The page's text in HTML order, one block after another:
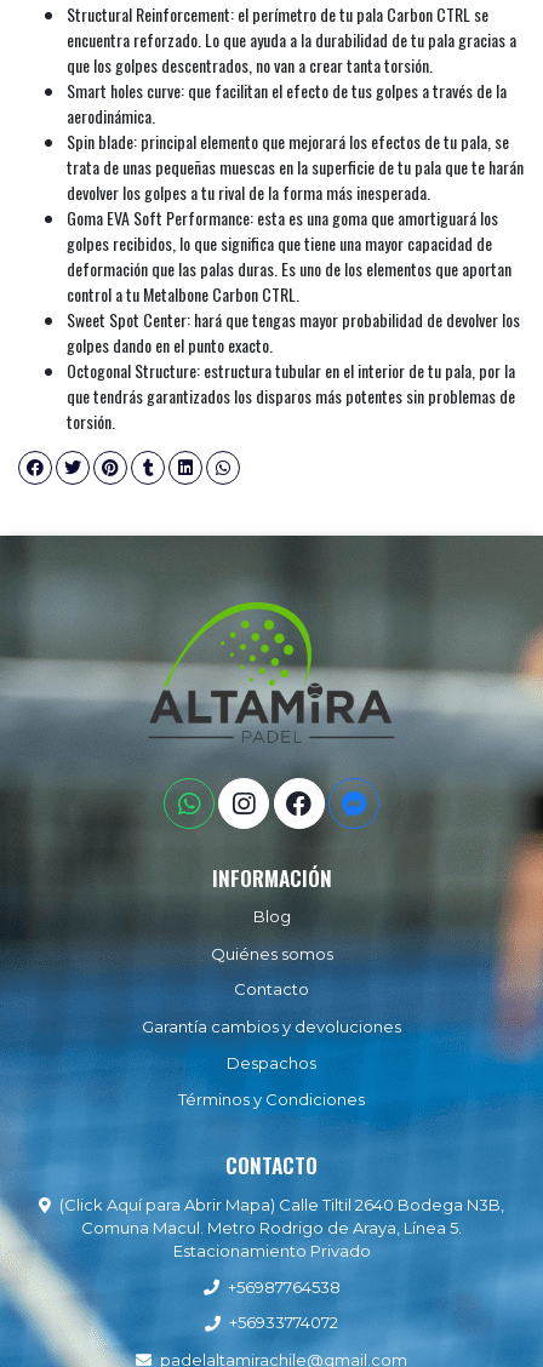
Structural Reinforcement: el perímetro de tu pala Carbon CTRL se
encuentra reforzado. Lo que ayuda a la durabilidad de tu pala gracias a
que los golpes descentrados, no van a crear tanta torsión.
Smart holes curve: que facilitan el efecto de tus golpes a través de la
aerodinámica.
Spin blade: principal elemento que mejorará los efectos de tu pala, se
trata de unas pequeñas muescas en la superficie de tu pala que te harán
devolver los golpes a tu rival de la forma más inesperada.
Goma EVA Soft Performance: esta es una goma que amortiguará los
golpes recibidos, lo que significa que tiene una mayor capacidad de
deformación que las palas duras. Es uno de los elementos que aportan
control a tu Metalbone Carbon CTRL.
Sweet Spot Center: hará que tengas mayor probabilidad de devolver los
golpes dando en el punto exacto.
Octogonal Structure: estructura tubular en el interior de tu pala, por la
que tendrás garantizados los disparos más potentes sin problemas de
torsión.
INFORMACIÓN
Blog
Quiénes somos
Contacto
Garantía cambios y devoluciones
Despachos
Términos y Condiciones
CONTACTO
(Click Aquí para Abrir Mapa) Calle Tiltil 2640 Bodega N3B,
Comuna Macul. Metro Rodrigo de Araya, Línea 5.
Estacionamiento Privado
+56987764538
+56933774072
padelaltamirachile@gmail.com